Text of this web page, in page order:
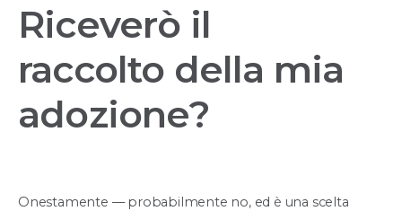
Riceverò il
raccolto della mia
adozione?
Onestamente — probabilmente no, ed è una scelta